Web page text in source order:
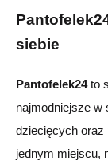
siebie
Pantofelek24to
najmodniejsze w
dziecięcych oraz
jednym miejscu,